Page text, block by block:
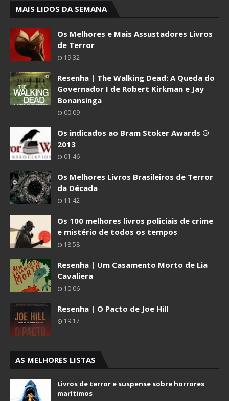
MAIS LIDOS DA SEMANA
Os Melhores e Mais Assustadores Livros
de Terror
19:32
Resenha | The Walking Dead: A Queda do
Governador I de Robert Kirkman e Jay
Bonansinga
00:09
Os indicados ao Bram Stoker Awards ®
2013
01:46
Os Melhores Livros Brasileiros de Terror
da Década
11:42
Os 100 melhores livros policiais de crime
e mistério de todos os tempos
18:58
Resenha | Um Casamento Morto de Lia
Cavaliera
10:06
Resenha | O Pacto de Joe Hill
19:17
AS MELHORES LISTAS
Livros de terror e suspense sobre horrores
marítimos